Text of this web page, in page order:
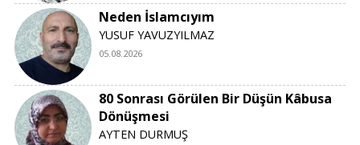
Neden İslamcıyım
YUSUF YAVUZYILMAZ
05.08.2026
80 Sonrası Görülen Bir Düşün Kâbusa
Dönüşmesi
AYTEN DURMUŞ